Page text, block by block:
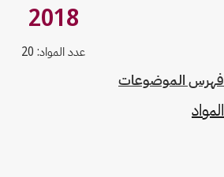
2018
عدد المواد: 20
فهرس الموضوعات
المواد